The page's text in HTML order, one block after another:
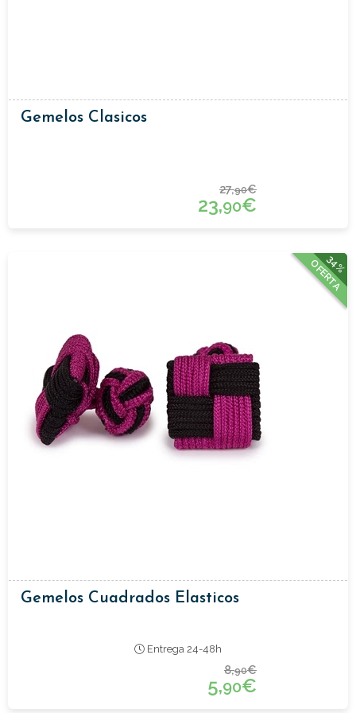
Gemelos Clasicos
27,90€
23,90€
34%
OFERTA
Gemelos Cuadrados Elasticos
Entrega 24-48h
8,90€
5,90€